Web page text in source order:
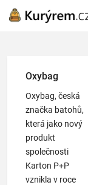
Oxybag
Oxybag, česká
značka batohů,
která jako nový
produkt
společnosti
Karton P+P
vznikla v roce